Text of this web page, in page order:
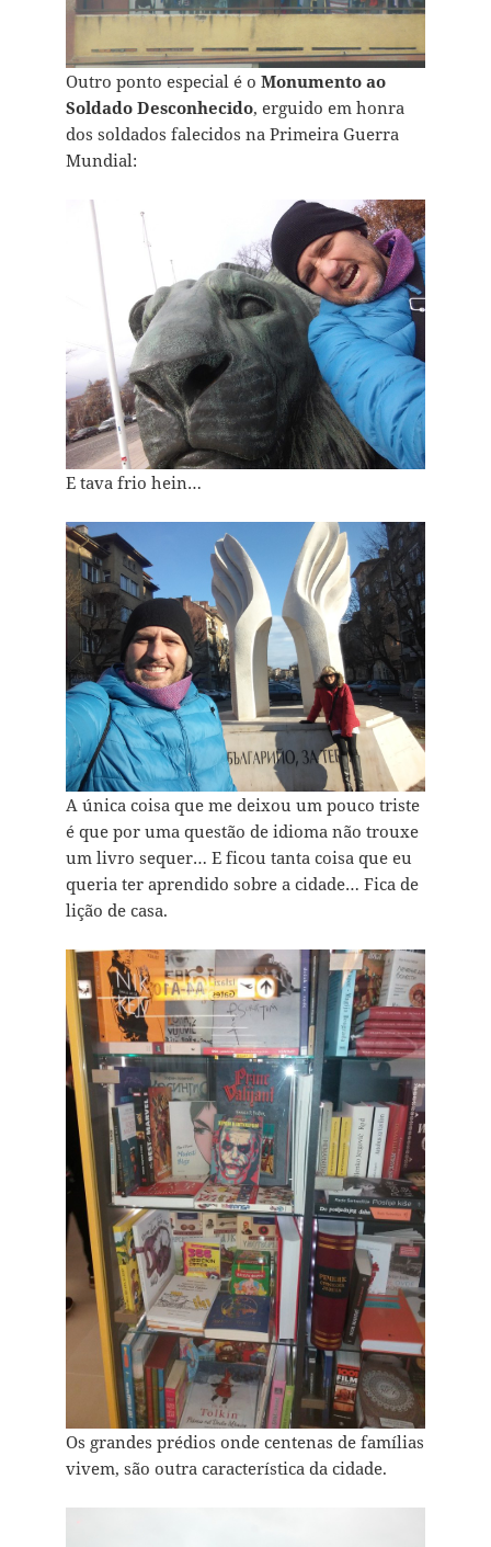
Outro ponto especial é o Monumento ao
Soldado Desconhecido, erguido em honra
dos soldados falecidos na Primeira Guerra
Mundial:
E tava frio hein…
A única coisa que me deixou um pouco triste
é que por uma questão de idioma não trouxe
um livro sequer… E ficou tanta coisa que eu
queria ter aprendido sobre a cidade… Fica de
lição de casa.
Os grandes prédios onde centenas de famílias
vivem, são outra característica da cidade.